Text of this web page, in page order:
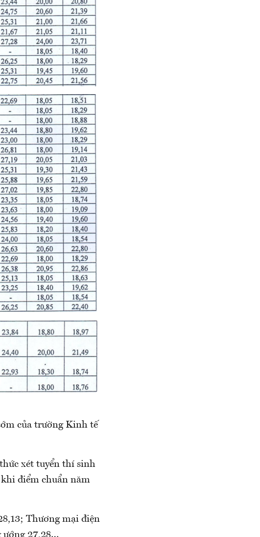
của trường Kinh tế
xét tuyển thí sinh
điểm chuẩn năm
Thương mại điện
ướng 27,28…